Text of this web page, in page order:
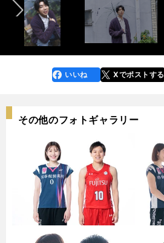
faceboo
k
いいね Xでポストする
line
その他のフォトギャラリー